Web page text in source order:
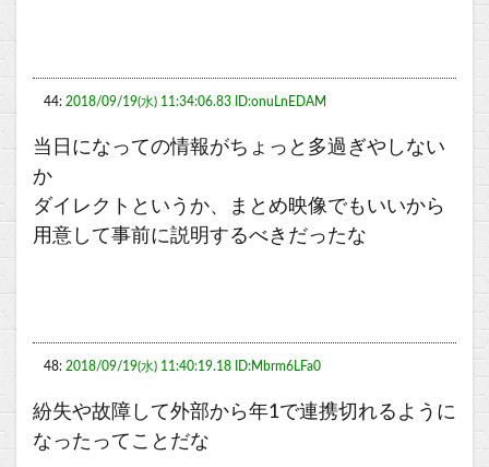
44: 2018/09/19(水) 11:34:06.83 ID:onuLnEDAM
当日になっての情報がちょっと多過ぎやしない
か
ダイレクトというか、まとめ映像でもいいから
用意して事前に説明するべきだったな
48: 2018/09/19(水) 11:40:19.18 ID:Mbrm6LFa0
紛失や故障して外部から年1で連携切れるように
なったってことだな